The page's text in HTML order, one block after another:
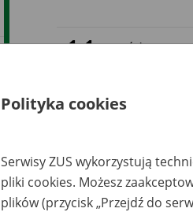
11 września
7 2018
30
sierpnia
2018
Polityka cookies
Serwisy ZUS wykorzystują
pliki cookies. Możesz
plików (przycisk „Przejdź do